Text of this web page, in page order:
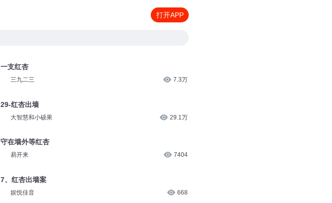
打开APP
一支红杏
三九二三 7.3万
29-红杏出墙
大智慧和小硕果 29.1万
守在墙外等红杏
易开来 7404
7、红杏出墙案
娱悦佳音 668